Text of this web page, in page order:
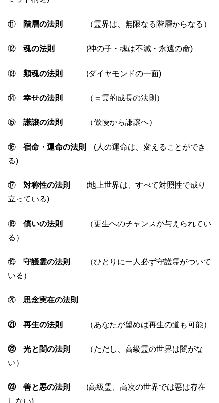
⑪ 階層の法則 （霊界は、無限なる階層からなる）
⑫ 魂の法則 (神の子・魂は不滅・永遠の命)
⑬ 類魂の法則 (ダイヤモンドの一面)
⑭ 幸せの法則 （＝霊的成長の法則）
⑮ 謙譲の法則 （傲慢から謙譲へ）
⑯ 宿命・運命の法則 (人の運命は、変えることができ
る)
⑰ 対称性の法則 (地上世界は、すべて対照性で成り
立っている)
⑱ 償いの法則
（更生へのチャンスが与えられてい
る）
⑲ 守護霊の法則
（ひとりに一人必ず守護霊がついて
いる）
⑳ 思念実在の法則
㉑ 再生の法則 （あなたが望めば再生の道も可能）
㉒ 光と闇の法則
（ただし、高級霊の世界は闇がな
い）
㉓ 善と悪の法則 (高級霊、高次の世界では悪は存在
しない)